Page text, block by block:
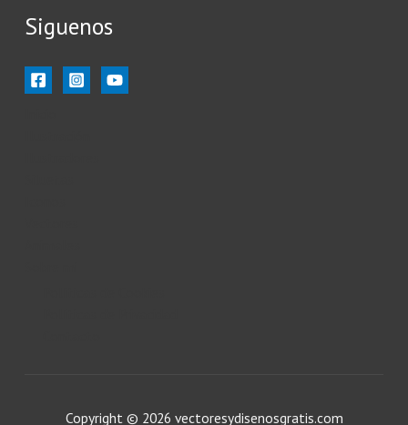
Siguenos
Copyright © 2026 vectoresydisenosgratis.com